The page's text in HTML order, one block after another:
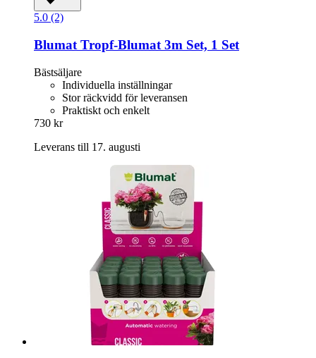
5.0 (2)
Blumat Tropf-​Blumat 3m Set, 1 Set
Bästsäljare
Individuella inställningar
Stor räckvidd för leveransen
Praktiskt och enkelt
730 kr
Leverans till 17. augusti